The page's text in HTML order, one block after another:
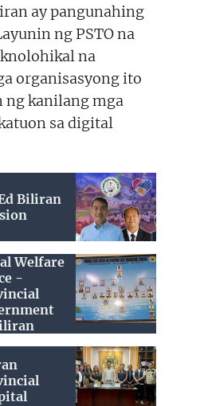
ay pangunahing
ng PSTO na
na
organisasyong ito
ng kanilang mga
sa digital
Biliran
Welfare
-